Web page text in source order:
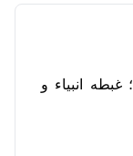
انبیاء و